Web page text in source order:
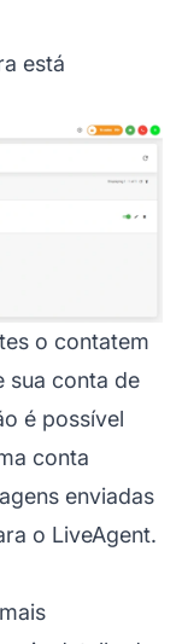
está
o contatem
sua conta de
é possível
conta
enviadas
o LiveAgent.